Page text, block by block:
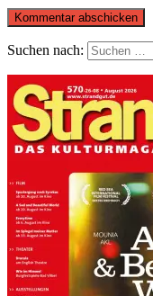
Suchen nach: